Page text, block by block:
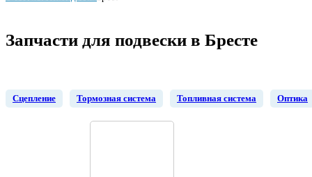
Запчасти для подвески в Бресте
Сцепление Тормозная система Топливная система Оптика